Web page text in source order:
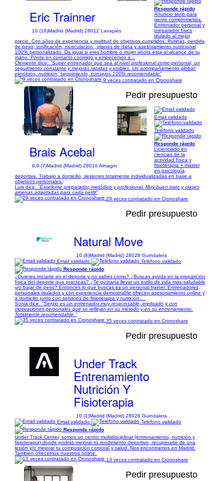
Eric Trainner
10 (16)Madrid (Madrid) 28012 Lavapiés
Responde rápido
Anuncio serio para
gente comprometida.
Entrenador personal y
preparador físico
titulado al mejor
precio. Con años de experiencia y multitud de objetivos cumplidos. Rutinas, perdida
de peso, tonificación, musculacion , planes de dieta y asesoramiento nutricional
100% personalizado. Da igual si eres hombre o mujer ahora esta al alcance de tu
mano. Ponte en contacto conmigo y empecemos a...
Clemente dice: "Super entrenador que sea al nivel profesional como personal, un
seguimiento constante y mejoras rapidas y visibles. Un acompañamiento global:
ejercicios, nutricion, seguimiento, consejos 100% recomendable"
9 veces contratado en Cronoshare
1/9
Pedir presupuesto
Brais Acebal
9,9 (7)Madrid (Madrid) 28010 Almagro
Email validado
Teléfono validado
Responde rápido
Licienciado en
ciencias de la
actividad física y
fisioterapia + máster
en psicología
deportiva. Trabajo a domicilio, sesiones totalmente individualizadas en base a
objetivos personales.
Luis dice: "Excelente preparador, metódico y profesional. Muy buen trato y clases
amenas adaptadas para cada perfil"
29 veces contratado en Cronoshare
Pedir presupuesto
Natural Move
10 (8)Madrid (Madrid) 28028 Guindalera
Email validado
Teléfono validado
Responde rápido
¿Quieres iniciarte en el deporte y no sabes como? ¿Buscas ayuda en la preparición
física del deporte que practicas? ¿Te gustaría llevar un estilo de vida más saludable
y/o bajar de peso? Entonces lo que buscas es un personal trainer. Entrenadores
personales titulados y con experiencia demostrable ofrecen asesoriamiento online y
a domicilio junto con servicios de fisioterapia y nutrición....
Sonia dice: "Sergio es un entrenador muy responsable, implicado y con
motivaciones personales que se reflejan en su método y en su entrenamiento.
Totalmente recomendable."
35 veces contratado en Cronoshare
Pedir presupuesto
Under Track
Entrenamiento
Nutrición Y
Fisioterapia
10 (1)Madrid (Madrid) 28028 Guindalera
Email validado
Teléfono validado
Responde rápido
Under Track Center, somos un centro multidisciplinar (entrenamiento, nutrición y
fisioterapia) donde podrás mejorar tu rendimiento deportivo, recuperarte de una
lesión y/o mejorar tu composición corporal y salud. Nos encontramos en Madrid.
También ofrecemos nuestros online.
13 veces contratado en Cronoshare
Pedir presupuesto